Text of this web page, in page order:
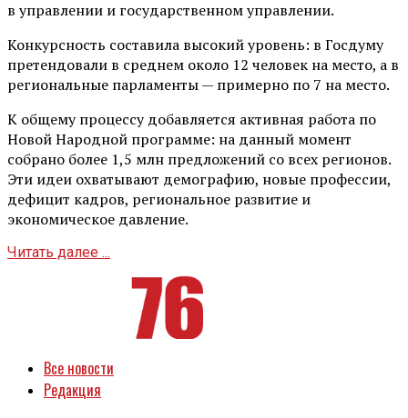
в управлении и государственном управлении.
Конкурсность составила высокий уровень: в Госдуму
претендовали в среднем около 12 человек на место, а в
региональные парламенты — примерно по 7 на место.
К общему процессу добавляется активная работа по
Новой Народной программе: на данный момент
собрано более 1,5 млн предложений со всех регионов.
Эти идеи охватывают демографию, новые профессии,
дефицит кадров, региональное развитие и
экономическое давление.
Читать далее ...
Все новости
Редакция